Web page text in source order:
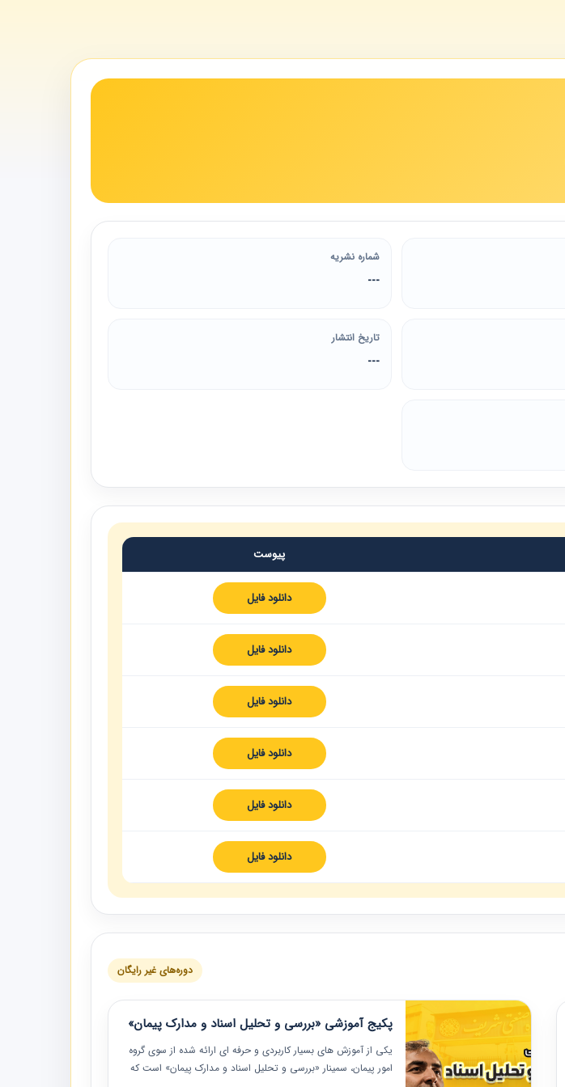
شماره نشریه
---
تاریخ انتشار
---
پیوست
دانلود فایل
دانلود فایل
دانلود فایل
دانلود فایل
دانلود فایل
دانلود فایل
دوره‌های غیر رایگان
پکیج آموزشی «بررسی و تحلیل اسناد و مدارک پیمان»
یکی از آموزش‏‏‏‏‏‏ های بسیار کاربردی و حرفه‏ ای ارائه شده از سوی گروه
امور پیمان، سمینار «بررسی و تحلیل اسناد و مدارک پیمان» است که